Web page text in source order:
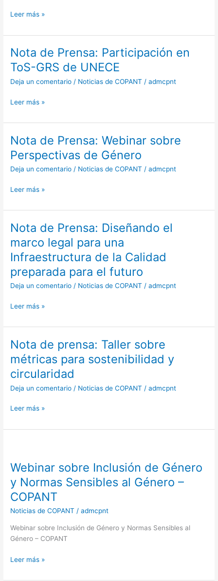
2026
Leer más »
Nota de Prensa: Participación en
ToS-GRS de UNECE
Deja un comentario / Noticias de COPANT /admcpnt
Nota
de
Prensa:
Participación
ToS-
de
UNECE
Leer más »
Nota de Prensa: Webinar sobre
Perspectivas de Género
Deja un comentario / Noticias de COPANT /admcpnt
Nota
de
Prensa:
Webinar
Perspectivas
Género
Leer más »
Nota de Prensa: Diseñando el
marco legal para una
Infraestructura de la Calidad
preparada para el futuro
Deja un comentario / Noticias de COPANT /admcpnt
Nota
Prensa:
Diseñando
el
marco
legal
una
la
Calidad
preparada
para
el
Leer más »
Nota de prensa: Taller sobre
métricas para sostenibilidad y
circularidad
Deja un comentario / Noticias de COPANT /admcpnt
Nota
prensa:
Taller
sobre
para
y
Leer más »
Webinar sobre Inclusión de Género
y Normas Sensibles al Género –
COPANT
Noticias de COPANT /admcpnt
Webinar sobre Inclusión de Género y Normas Sensibles al
Género – COPANT
Inclusión
Género
y
Normas
al
Género
COPANT
Leer más »